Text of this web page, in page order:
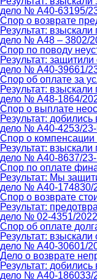
дело № А40-63195/
Спор о возврате
Результат:
дело № А48 – 3802/
Спор по поводу
Результат:
дело № А40-39661/
Спор об оплате за
Результат:
дело № А48-1864/
Спор о выплате
Результат:
дело № А40-4253/
Спор о компенсации
Результат:
дело № А40-8637/
Спор по оплате
Результат: Мы
дело № А40-174830/
Спор о возврате
Результат:
дело № 02-4351/2022
Спор об оплате
Результат:
дело № А40-30601/
Дело о возврате
Результат:
дело № А40-186033/